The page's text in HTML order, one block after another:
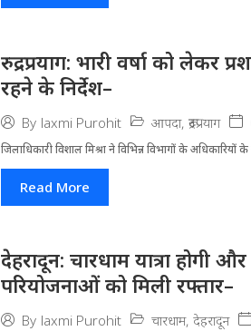
रुद्रप्रयाग: भारी वर्षा को लेकर
रहने के निर्देश–
By laxmi Purohit आपदा, रूद्रप्रयाग
जिला​धिकारी विशाल मिश्रा ने वि​भिन्न विभागों के अ​धिकारियों
Read More
देहरादून: चारधाम यात्रा होगी
परियोजनाओं को मिली रफ्तार–
By laxmi Purohit चारधाम, देहरादून